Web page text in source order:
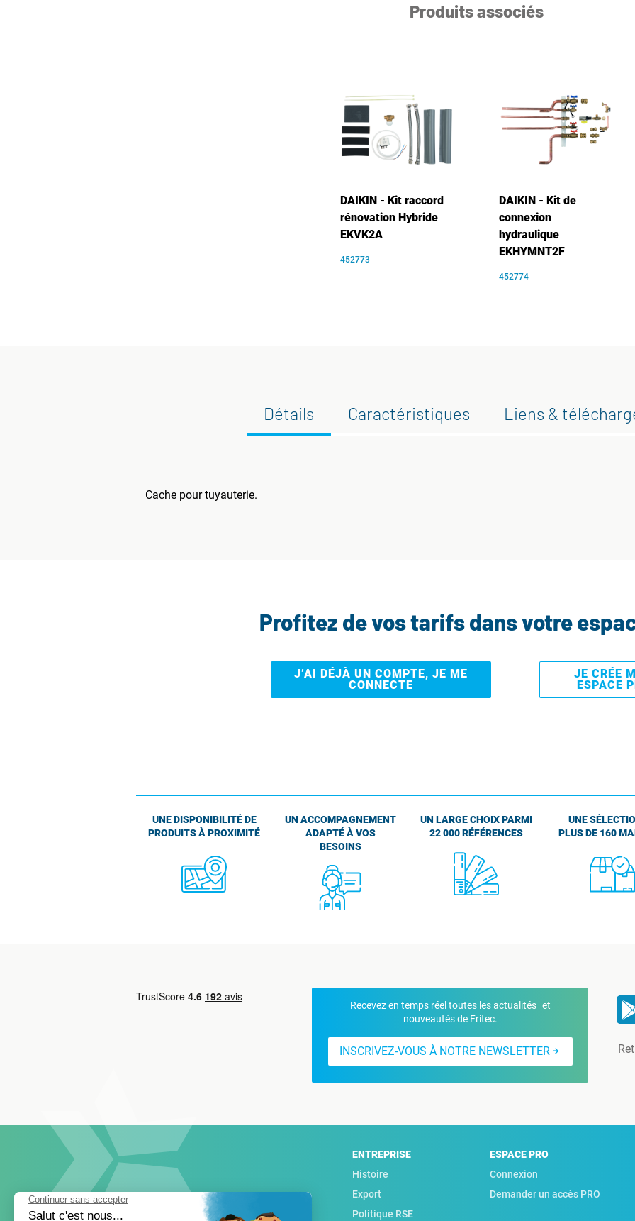
Produits associés
DAIKIN - Kit raccord
rénovation Hybride
EKVK2A
452773
DAIKIN - Kit de
connexion
hydraulique
EKHYMNT2F
452774
Détails Caractéristiques Liens &
Cache pour tuyauterie.
Profitez de vos tarifs dans votre
J’AI DÉJÀ UN COMPTE, JE ME
CONNECTE
JE CRÉE
ESPACE
UNE DISPONIBILITÉ DE
PRODUITS À PROXIMITÉ
UN ACCOMPAGNEMENT
ADAPTÉ À VOS
BESOINS
UN LARGE CHOIX PARMI
22 000 RÉFÉRENCES
UNE
PLUS DE 160
Recevez en temps réel toutes les actualités et
nouveautés de Fritec.
INSCRIVEZ-VOUS À NOTRE NEWSLETTER
ENTREPRISE
Histoire
Export
Politique RSE
ESPACE PRO
Connexion
Demander un accès PRO